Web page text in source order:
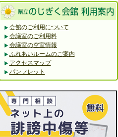
会館のご利用について
会議室のご利用料
会議室の空室情報
ふれあいルームのご案内
アクセスマップ
パンフレット